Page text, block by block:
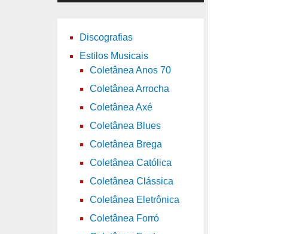
Discografias
Estilos Musicais
Coletânea Anos 70
Coletânea Arrocha
Coletânea Axé
Coletânea Blues
Coletânea Brega
Coletânea Católica
Coletânea Clássica
Coletânea Eletrônica
Coletânea Forró